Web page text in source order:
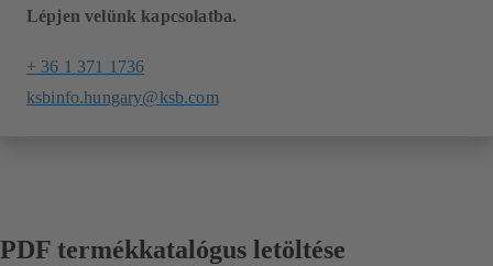
Lépjen velünk kapcsolatba.
+ 36 1 371 1736
ksbinfo.hungary@ksb.com
PDF termékkatalógus letöltése